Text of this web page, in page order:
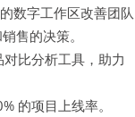
数字工作区改善团队
售的决策。
比分析工具，助力
的项目上线率。